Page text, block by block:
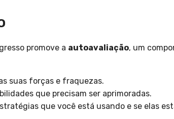
promove a autoavaliação, um
suas forças e fraquezas.
que precisam ser aprimoradas.
que você está usando e se elas